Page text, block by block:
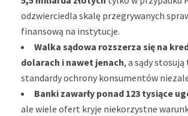
odzwierciedla skalę przegrywanych
finansową na instytucje.
Walka sądowa rozszerza się na
dolarach i nawet jenach, a sądy stosują
standardy ochrony konsumentów
Banki zawarły ponad 123 tysiące
ale wiele ofert kryje niekorzystne